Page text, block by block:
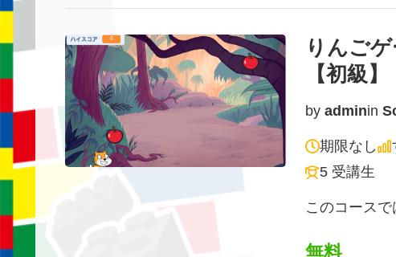
りんご
【初級】
by adminin
期限なし
5 受講生
このコース
無料